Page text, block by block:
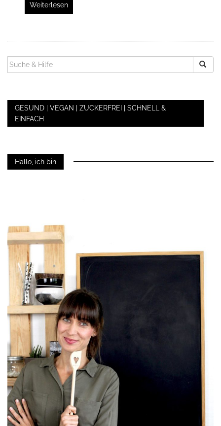
Weiterlesen
SUCHEN
NACH:
GESUND | VEGAN | ZUCKERFREI | SCHNELL &
EINFACH
Hallo, ich bin